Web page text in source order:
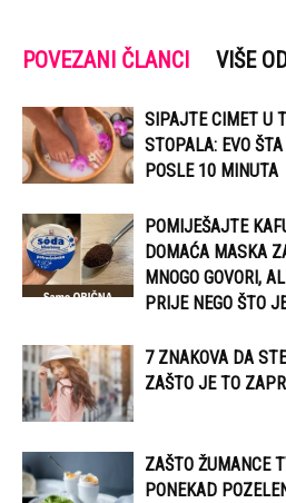
POVEZANI ČLANCI VIŠE
SIPAJTE CIMET U
STOPALA: EVO
POSLE 10 MINUTA
POMIJEŠAJTE
DOMAĆA MASKA
MNOGO GOVORI,
PRIJE NEGO ŠTO
7 ZNAKOVA DA
ZAŠTO JE TO
ZAŠTO ŽUMANCE
PONEKAD